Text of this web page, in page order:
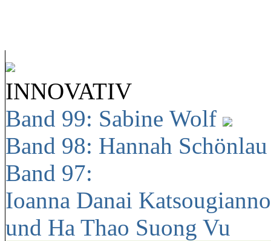
INNOVATIV
Band 99: Sabine Wolf
Band 98: Hannah
Band 97:
Ioanna Danai
und Ha Thao Suong Vu